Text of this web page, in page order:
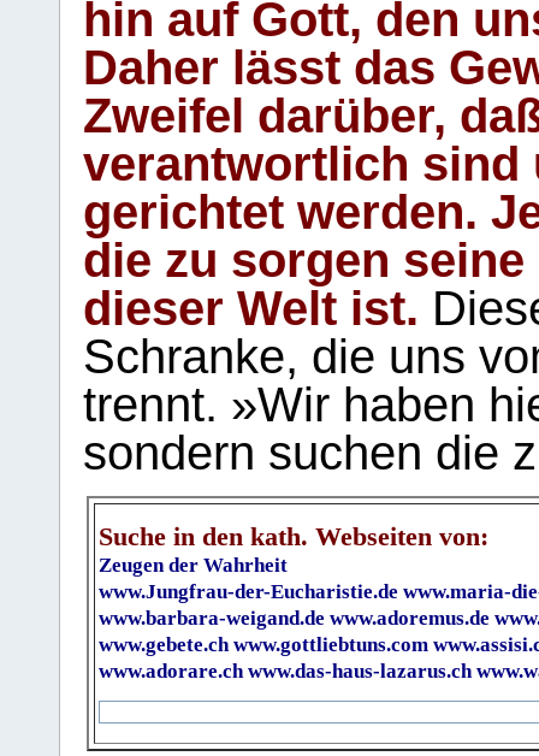
hin auf Gott, den
Daher lässt das
Zweifel darüber,
verantwortlich sind
gerichtet werden.
die zu sorgen
dieser Welt ist.
Schranke, die uns
trennt. »Wir haben
sondern suchen die
Suche in den kath. Webseiten von:
Zeugen der Wahrheit
www.Jungfrau-der-Eucharistie.de www.maria-
www.barbara-weigand.de www.adoremus.de
www.gebete.ch www.gottliebtuns.com
www.adorare.ch www.das-haus-lazarus.ch